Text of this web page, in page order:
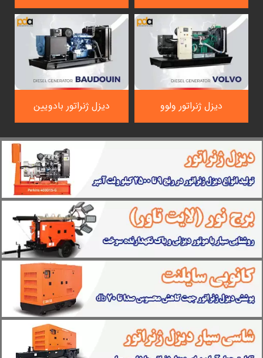
دیزل ژنراتور ولوو دیزل ژنراتور بادویین